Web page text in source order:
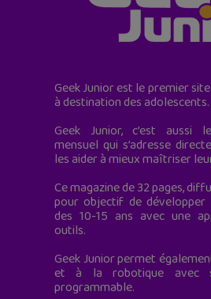
Geek Junior est le premier
à destination des adolescents.
Geek Junior, c’est aussi
mensuel qui s’adresse
les aider à mieux maîtriser
Ce magazine de 32 pages,
pour objectif de
des 10-15 ans avec une
outils.
Geek Junior permet
et à la robotique avec
programmable.